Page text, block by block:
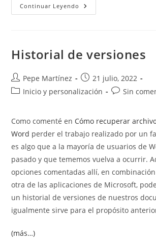
Continuar Leyendo Adjuntar
Archivos
Correspondencia
Historial de versiones
Autor
de
Pepe Martínez
Publicación
de
21 julio, 2022
Categoría
entrada:
Inicio y personalización
Comentarios
entrada:
Sin
Como comenté en Cómo recuperar
Word perder el trabajo realizado por un
es algo que a la mayoría de usuarios de
pasado y que tememos vuelva a ocurrir.
opciones comentadas allí, en
otra de las aplicaciones de Microsoft,
un historial de versiones de nuestros
igualmente sirve para el propósito
(más…)